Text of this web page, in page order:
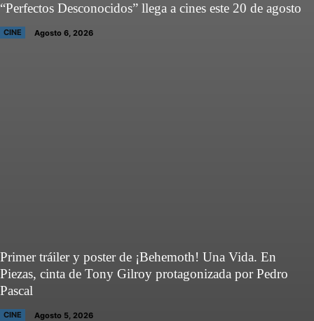
“Perfectos Desconocidos” llega a cines este 20 de agosto
CINE Agosto 6, 2026
Primer tráiler y poster de ¡Behemoth! Una Vida. En
Piezas, cinta de Tony Gilroy protagonizada por Pedro
Pascal
CINE Agosto 5, 2026